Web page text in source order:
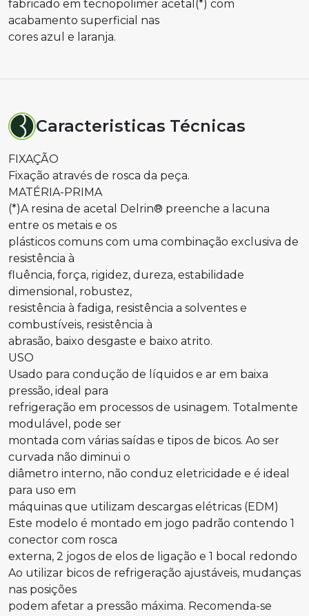
fabricado em tecnopolimer acetal(*) com
acabamento superficial nas
cores azul e laranja.
Caracteristicas Técnicas
FIXAÇÃO
Fixação através de rosca da peça.
MATÉRIA-PRIMA
(*)A resina de acetal Delrin® preenche a lacuna
entre os metais e os
plásticos comuns com uma combinação exclusiva de
resistência à
fluência, força, rigidez, dureza, estabilidade
dimensional, robustez,
resistência à fadiga, resistência a solventes e
combustíveis, resistência à
abrasão, baixo desgaste e baixo atrito.
USO
Usado para condução de líquidos e ar em baixa
pressão, ideal para
refrigeração em processos de usinagem. Totalmente
modulável, pode ser
montada com várias saídas e tipos de bicos. Ao ser
curvada não diminui o
diâmetro interno, não conduz eletricidade e é ideal
para uso em
máquinas que utilizam descargas elétricas (EDM)
Este modelo é montado em jogo padrão contendo 1
conector com rosca
externa, 2 jogos de elos de ligação e 1 bocal redondo
Ao utilizar bicos de refrigeração ajustáveis, mudanças
nas posições
podem afetar a pressão máxima. Recomenda-se